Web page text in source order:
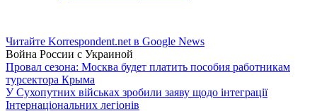
Читайте Korrespondent.net в Google News
Война России с Украиной
Провал сезона: Москва будет платить пособия работникам
турсектора Крыма
У Сухопутних військах зробили заяву щодо інтеграції
Інтернаціональних легіонів